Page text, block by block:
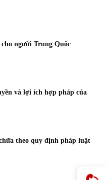
người Trung Quốc
và lợi ích hợp pháp của
theo quy định pháp luật